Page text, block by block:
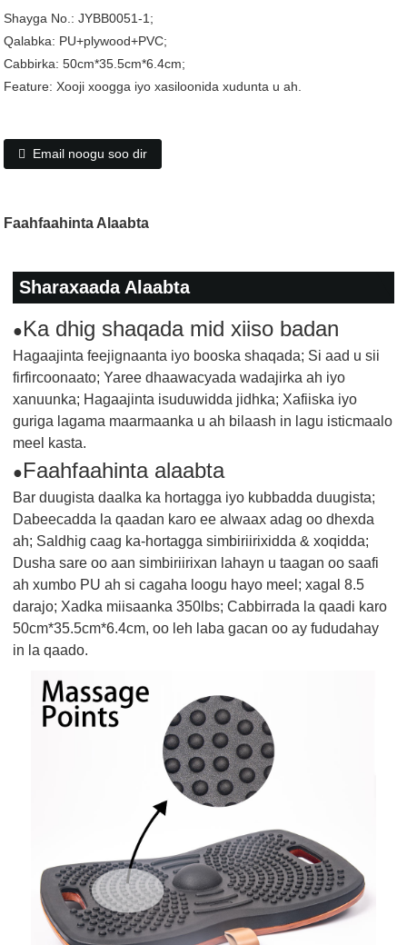
Shayga No.: JYBB0051-1;
Qalabka: PU+plywood+PVC;
Cabbirka: 50cm*35.5cm*6.4cm;
Feature: Xooji xoogga iyo xasiloonida xudunta u ah.
Email noogu soo dir
Faahfaahinta Alaabta
Sharaxaada Alaabta
●Ka dhig shaqada mid xiiso badan
Hagaajinta feejignaanta iyo booska shaqada; Si aad u sii
firfircoonaato; Yaree dhaawacyada wadajirka ah iyo
xanuunka; Hagaajinta isuduwidda jidhka; Xafiiska iyo
guriga lagama maarmaanka u ah bilaash in lagu isticmaalo
meel kasta.
●Faahfaahinta alaabta
Bar duugista daalka ka hortagga iyo kubbadda duugista;
Dabeecadda la qaadan karo ee alwaax adag oo dhexda
ah; Saldhig caag ka-hortagga simbiriirixidda & xoqidda;
Dusha sare oo aan simbiriirixan lahayn u taagan oo saafi
ah xumbo PU ah si cagaha loogu hayo meel; xagal 8.5
darajo; Xadka miisaanka 350lbs; Cabbirrada la qaadi karo
50cm*35.5cm*6.4cm, oo leh laba gacan oo ay fududahay
in la qaado.